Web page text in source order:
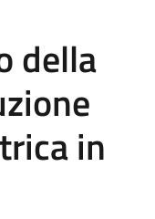
della
in